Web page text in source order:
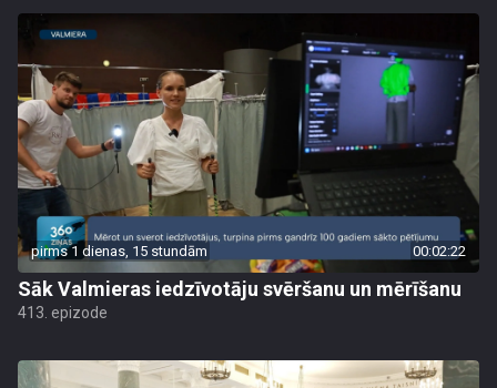
pirms 1 dienas, 15 stundām 00:02:22
Sāk Valmieras iedzīvotāju svēršanu un mērīšanu
413. epizode